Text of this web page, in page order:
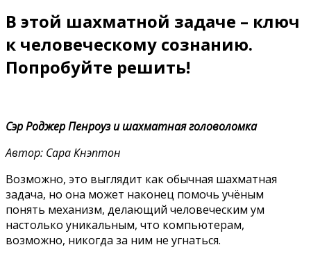
В этой шахматной задаче – ключ
к человеческому сознанию.
Попробуйте решить!
Сэр Роджер Пенроуз и шахматная головоломка
Автор: Сара Кнэптон
Возможно, это выглядит как обычная шахматная
задача, но она может наконец помочь учёным
понять механизм, делающий человеческим ум
настолько уникальным, что компьютерам,
возможно, никогда за ним не угнаться.